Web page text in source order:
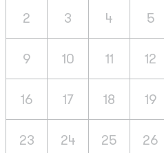
2 3 4 5
9 10 11 12
16 17 18 19
23 24 25 26